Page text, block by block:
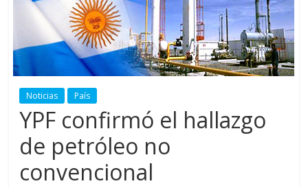
Noticias País
YPF confirmó el hallazgo
de petróleo no
convencional